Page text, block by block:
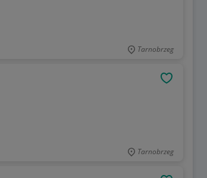
Tarnobrzeg
Tarnobrzeg